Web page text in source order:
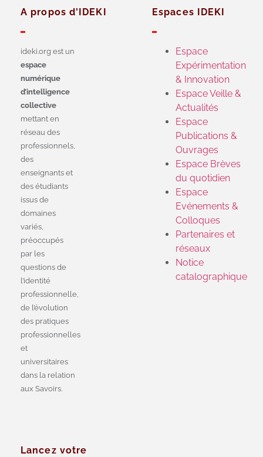
A propos d'IDEKI
ideki.org est un
espace
numérique
d’intelligence
collective
mettant en
réseau des
professionnels,
des
enseignants et
des étudiants
issus de
domaines
variés,
préoccupés
par les
questions de
l’identité
professionnelle,
de l’évolution
des pratiques
professionnelles
et
universitaires
dans la relation
aux Savoirs.
Espaces IDEKI
Espace
Expérimentation
& Innovation
Espace Veille &
Actualités
Espace
Publications &
Ouvrages
Espace Brèves
du quotidien
Espace
Evénements &
Colloques
Partenaires et
réseaux
Notice
catalographique
Lancez votre